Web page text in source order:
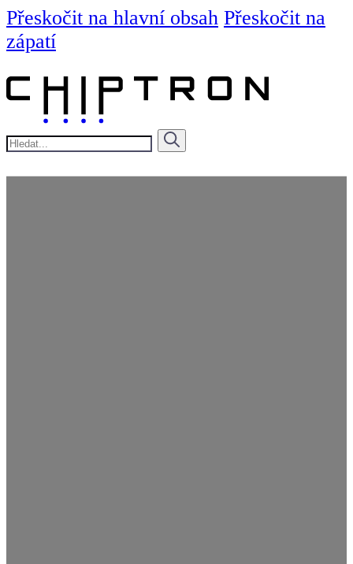
Přeskočit na hlavní obsah Přeskočit na
zápatí
Hledat